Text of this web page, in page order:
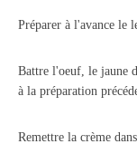
Préparer à l'avance le
Battre l'oeuf, le jaune
à la préparation
Remettre la crème